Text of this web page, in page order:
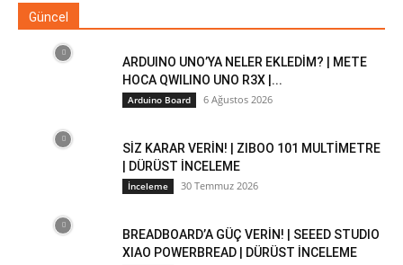
Güncel
ARDUINO UNO’YA NELER EKLEDİM? | METE
HOCA QWILINO UNO R3X |...
Arduino Board 6 Ağustos 2026
SİZ KARAR VERİN! | ZIBOO 101 MULTİMETRE
| DÜRÜST İNCELEME
İnceleme 30 Temmuz 2026
BREADBOARD’A GÜÇ VERİN! | SEEED STUDIO
XIAO POWERBREAD | DÜRÜST İNCELEME